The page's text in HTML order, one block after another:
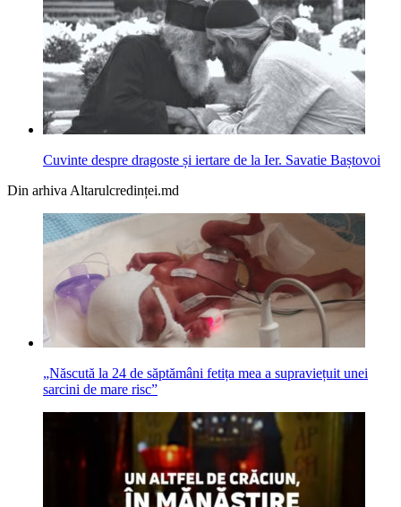
Cuvinte despre dragoste și iertare de la Ier. Savatie Baștovoi
Din arhiva Altarulcredinței.md
„Născută la 24 de săptămâni fetița mea a supraviețuit unei
sarcini de mare risc”